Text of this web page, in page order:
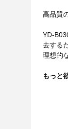
高品質
YD-
去する
理想的
もっと